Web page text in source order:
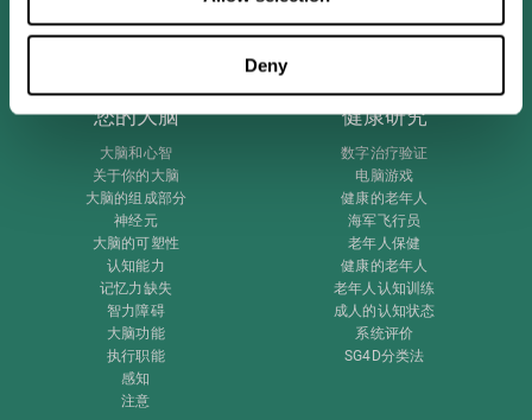
Deny
您的大脑
大脑和心智
关于你的大脑
大脑的组成部分
神经元
大脑的可塑性
认知能力
记忆力缺失
智力障碍
大脑功能
执行职能
感知
注意
健康研究
数字治疗验证
电脑游戏
健康的老年人
海军飞行员
老年人保健
健康的老年人
老年人认知训练
成人的认知状态
系统评价
SG4D分类法